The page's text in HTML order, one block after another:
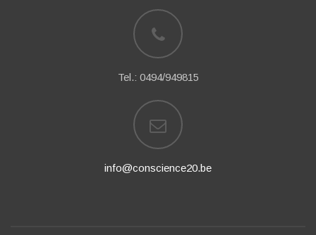
Tel.: 0494/949815
info@conscience20.be